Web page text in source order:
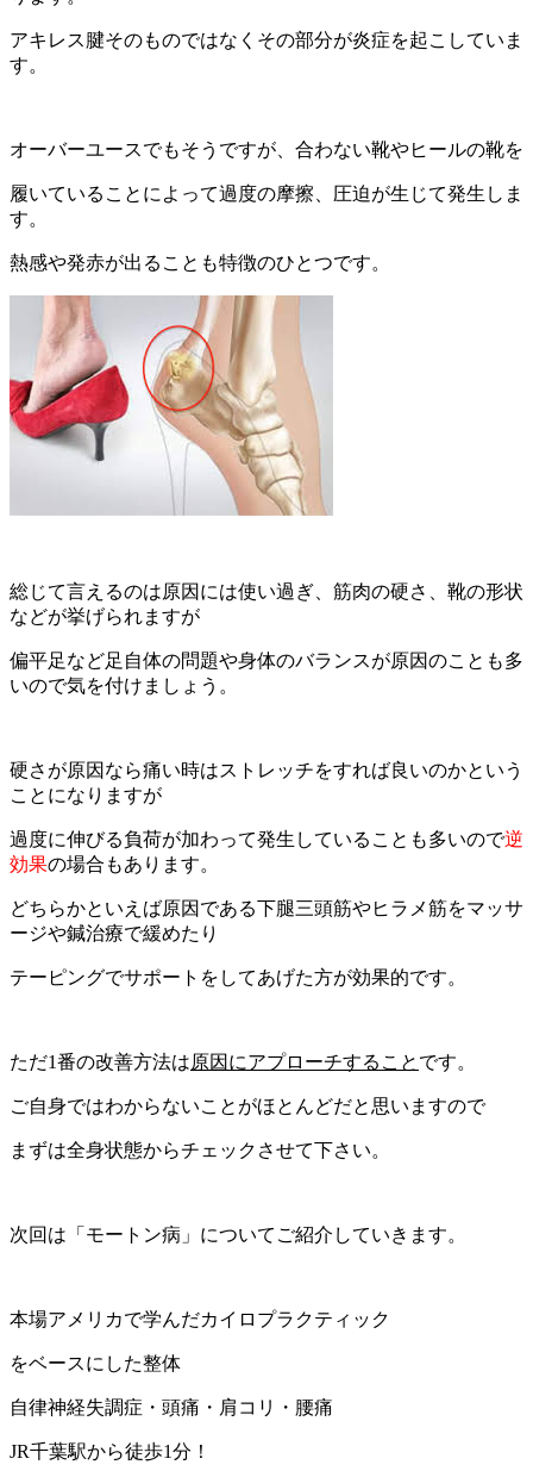
アキレス腱そのものではなくその部分が炎症を起こしていま
す。
オーバーユースでもそうですが、合わない靴やヒールの靴を
履いていることによって過度の摩擦、圧迫が生じて発生しま
す。
熱感や発赤が出ることも特徴のひとつです。
総じて言えるのは原因には使い過ぎ、筋肉の硬さ、靴の形状
などが挙げられますが
偏平足など足自体の問題や身体のバランスが原因のことも多
いので気を付けましょう。
硬さが原因なら痛い時はストレッチをすれば良いのかという
ことになりますが
過度に伸びる負荷が加わって発生していることも多いので逆
効果の場合もあります。
どちらかといえば原因である下腿三頭筋やヒラメ筋をマッサ
ージや鍼治療で緩めたり
テーピングでサポートをしてあげた方が効果的です。
ただ1番の改善方法は原因にアプローチすること です。
ご自身ではわからないことがほとんどだと思いますので
まずは全身状態からチェックさせて下さい。
次回は「モートン病」についてご紹介していきます。
本場アメリカで学んだカイロプラクティック
をベースにした整体
自律神経失調症・頭痛・肩コリ・腰痛
JR千葉駅から徒歩1分！